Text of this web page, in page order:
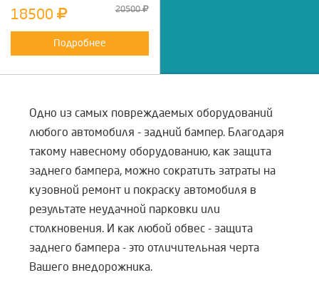
18500 20500
Подробнее
Одно из самых повреждаемых оборудований
любого автомобиля - задний бампер. Благодаря
такому навесному оборудованию, как защита
заднего бампера, можно сократить затраты на
кузовной ремонт и покраску автомобиля в
результате неудачной парковки или
столкновения. И как любой обвес - защита
заднего бампера - это отличительная черта
Вашего внедорожника.